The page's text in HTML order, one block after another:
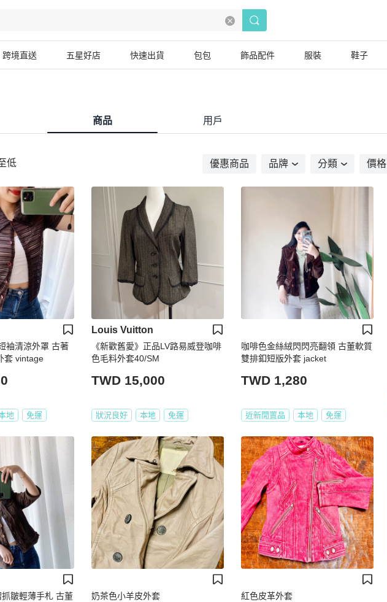
跨境直送 五星好店 快速出貨 包包 飾品配件 服裝 鞋子
商品 用戶
低 優惠商品 品牌 分類 價格
袖清涼外罩 古著
套 vintage
地 免運
Louis Vuitton
《新歡舊愛》正品LV路易威登咖啡
色毛料外套40/SM
TWD 15,000
狀況良好 本地 免運
咖啡色金絲絨閃閃亮翻領 古董軟質
雙排釦短版外套 jacket
TWD 1,280
近新閒置品 本地 免運
皺輕薄手札 古董
奶茶色小羊皮外套 紅色皮革外套